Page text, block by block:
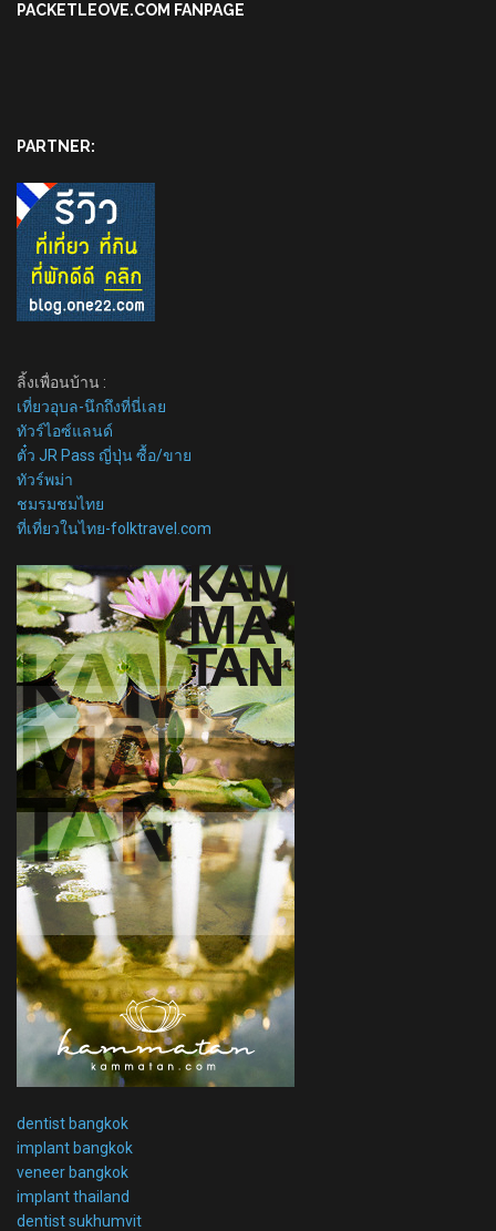
PACKETLEOVE.COM FANPAGE
PARTNER:
ลิ้งเพื่อนบ้าน :
เที่ยวอุบล-นึกถึงที่นี่เลย
ทัวร์ไอซ์แลนด์
ตั๋ว JR Pass ญี่ปุ่น ซื้อ/ขาย
ทัวร์พม่า
ชมรมชมไทย
ที่เที่ยวในไทย-folktravel.com
dentist bangkok
implant bangkok
veneer bangkok
implant thailand
dentist sukhumvit